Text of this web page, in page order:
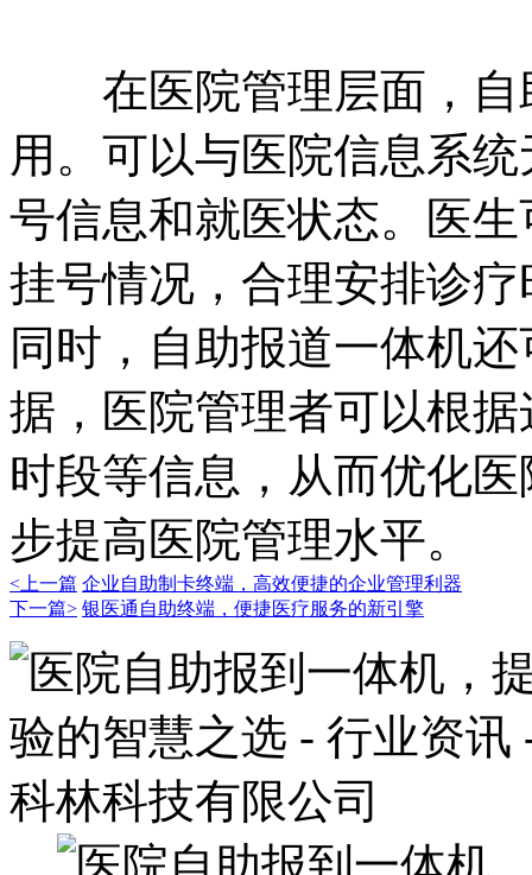
在医院管理层面，自
用。可以与医院信息系
号信息和就医状态。医
挂号情况，合理安排诊
同时，自助报道一体机
据，医院管理者可以根
时段等信息，从而优化
步提高医院管理水平。
<上一篇 企业自助制卡终端，高效便捷的企业管理利器
下一篇> 银医通自助终端，便捷医疗服务的新引擎